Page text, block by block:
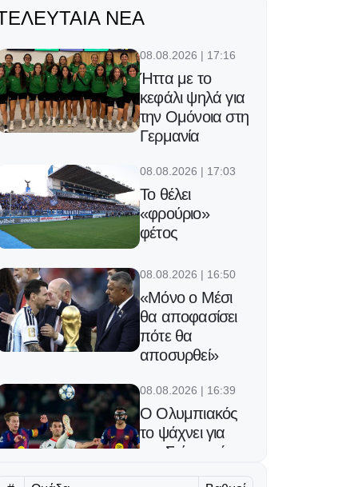
ΝΈΑ
08.08.2026 | 17:16
Ήττα με το
κεφάλι ψηλά για
την Ομόνοια στη
Γερμανία
08.08.2026 | 17:03
Το θέλει
«φρούριο»
φέτος
08.08.2026 | 16:50
«Μόνο ο Μέσι
θα αποφασίσει
πότε θα
αποσυρθεί»
08.08.2026 | 16:39
Ο Ολυμπιακός
το ψάχνει για
τον Σκίρι από